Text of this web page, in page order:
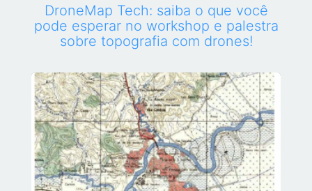
DroneMap Tech: saiba o que você
pode esperar no workshop e palestra
sobre topografia com drones!